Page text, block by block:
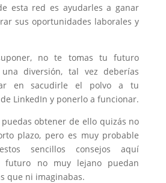
esta red es ayudarles a ganar
sus oportunidades laborales y
no te tomas tu futuro
diversión, tal vez deberías
en sacudirle el polvo a tu
LinkedIn y ponerlo a funcionar.
obtener de ello quizás no
plazo, pero es muy probable
sencillos consejos aquí
futuro no muy lejano puedan
que ni imaginabas.